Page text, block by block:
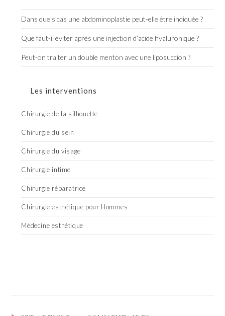
Dans quels cas une abdominoplastie peut-elle être indiquée ?
Que faut-il éviter après une injection d’acide hyaluronique ?
Peut-on traiter un double menton avec une liposuccion ?
Les interventions
Chirurgie de la silhouette
Chirurgie du sein
Chirurgie du visage
Chirurgie intime
Chirurgie réparatrice
Chirurgie esthétique pour Hommes
Médecine esthétique